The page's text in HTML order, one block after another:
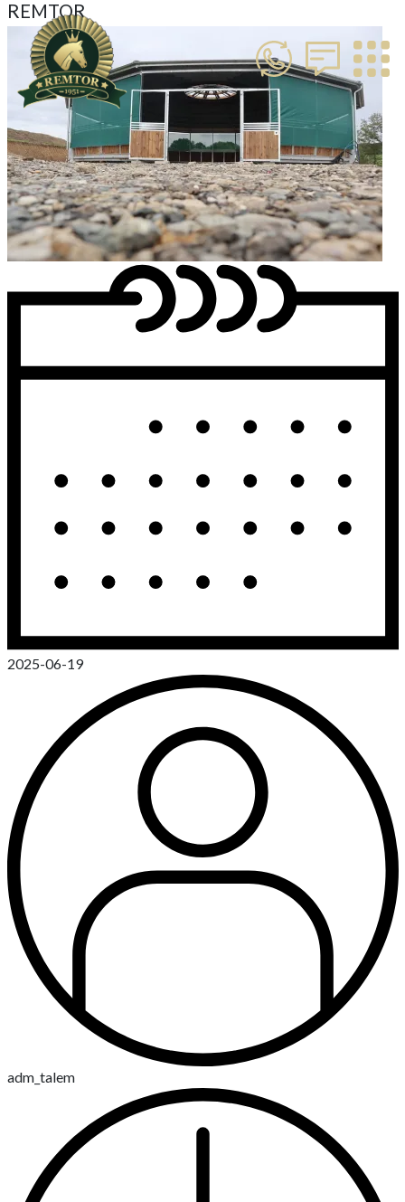
REMTOR
2025-06-19
adm_talem